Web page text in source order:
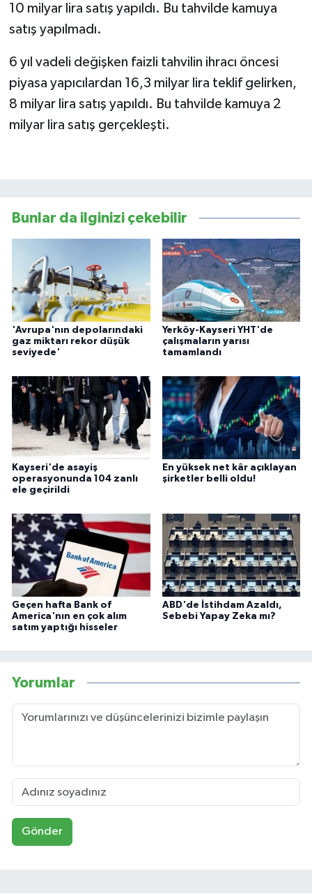
10 milyar lira satış yapıldı. Bu tahvilde kamuya
satış yapılmadı.
6 yıl vadeli değişken faizli tahvilin ihracı öncesi
piyasa yapıcılardan 16,3 milyar lira teklif gelirken,
8 milyar lira satış yapıldı. Bu tahvilde kamuya 2
milyar lira satış gerçekleşti.
Bunlar da ilginizi çekebilir
'Avrupa'nın depolarındaki
gaz miktarı rekor düşük
seviyede'
Yerköy-Kayseri YHT'de
çalışmaların yarısı
tamamlandı
Kayseri'de asayiş
operasyonunda 104 zanlı
ele geçirildi
En yüksek net kâr açıklayan
şirketler belli oldu!
Geçen hafta Bank of
America'nın en çok alım
satım yaptığı hisseler
ABD'de İstihdam Azaldı,
Sebebi Yapay Zeka mı?
Yorumlar
Gönder